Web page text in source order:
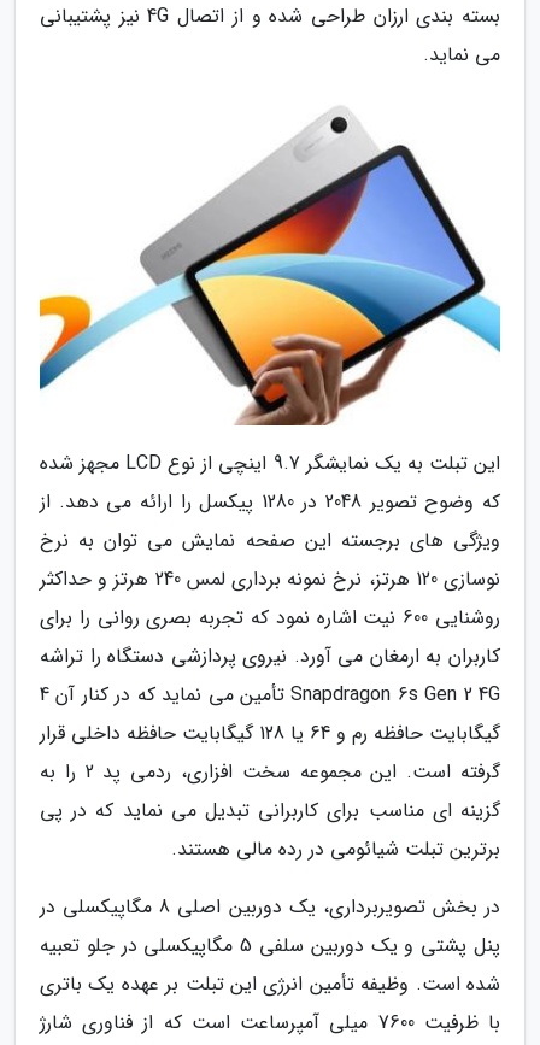
بسته بندی ارزان طراحی شده و از اتصال 4G نیز پشتیبانی
می نماید.
این تبلت به یک نمایشگر 9.7 اینچی از نوع LCD مجهز شده
که وضوح تصویر 2048 در 1280 پیکسل را ارائه می دهد. از
ویژگی های برجسته این صفحه نمایش می توان به نرخ
نوسازی 120 هرتز، نرخ نمونه برداری لمس 240 هرتز و حداکثر
روشنایی 600 نیت اشاره نمود که تجربه بصری روانی را برای
کاربران به ارمغان می آورد. نیروی پردازشی دستگاه را تراشه
Snapdragon 6s Gen 2 4G تأمین می نماید که در کنار آن 4
گیگابایت حافظه رم و 64 یا 128 گیگابایت حافظه داخلی قرار
گرفته است. این مجموعه سخت افزاری، ردمی پد 2 را به
گزینه ای مناسب برای کاربرانی تبدیل می نماید که در پی
برترین تبلت شیائومی در رده مالی هستند.
در بخش تصویربرداری، یک دوربین اصلی 8 مگاپیکسلی در
پنل پشتی و یک دوربین سلفی 5 مگاپیکسلی در جلو تعبیه
شده است. وظیفه تأمین انرژی این تبلت بر عهده یک باتری
با ظرفیت 7600 میلی آمپرساعت است که از فناوری شارژ